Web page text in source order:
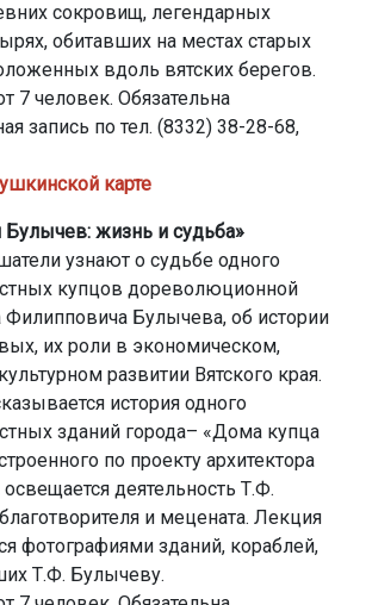
сокровищ, легендарных
обитавших на местах старых
вдоль вятских берегов.
7 человек. Обязательна
запись по тел. (8332) 38-28-68,
карте
Булычев: жизнь и судьба»
узнают о судьбе одного
купцов дореволюционной
Филипповича Булычева, об истории
их роли в экономическом,
развитии Вятского края.
история одного
зданий города– «Дома купца
по проекту архитектора
деятельность Т.Ф.
и мецената. Лекция
фотографиями зданий, кораблей,
Т.Ф. Булычеву.